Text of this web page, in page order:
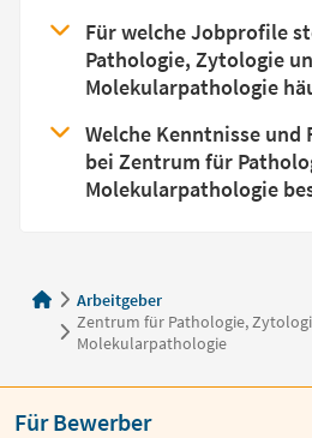
Für welche Jobprofile
Pathologie, Zytologie
Molekularpathologie
Welche Kenntnisse und
bei Zentrum für
Molekularpathologie
Arbeitgeber
Zentrum für Pathologie,
Molekularpathologie
Für Bewerber